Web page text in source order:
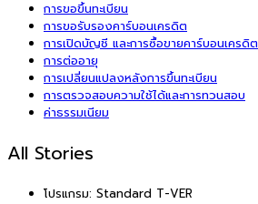
การขอขึ้นทะเบียน
การขอรับรองคาร์บอนเครดิต
การเปิดบัญชี และการซื้อขายคาร์บอนเครดิต
การต่ออายุ
การเปลี่ยนแปลงหลังการขึ้นทะเบียน
การตรวจสอบความใช้ได้และการทวนสอบ
ค่าธรรมเนียม
All Stories
โปรแกรม: Standard T-VER